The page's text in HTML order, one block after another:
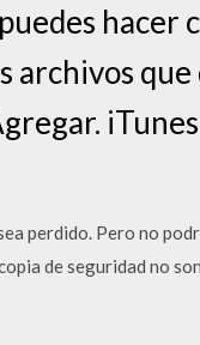
hacer
archivos
perdido. Pero no
de seguridad no